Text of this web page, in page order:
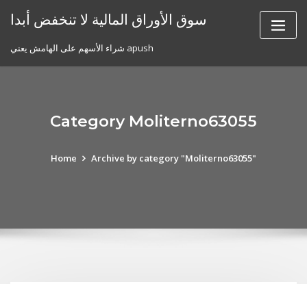
سوق الأوراق المالية لا تنخفض أبدا
شراء الأسهم على الهامش يعني apush
Category Moliterno63055
Home Archive by category "Moliterno63055"